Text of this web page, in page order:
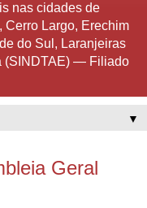
nas cidades de
Cerro Largo, Erechim
do Sul, Laranjeiras
(SINDTAE) — Filiado
▼
Geral